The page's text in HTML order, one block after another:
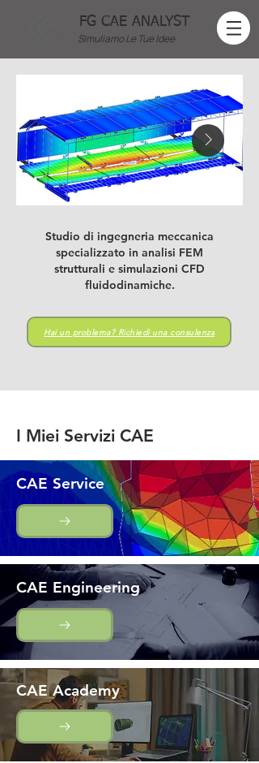
FG CAE ANALYST
Simuliamo Le Tue Idee
Studio di ingegneria meccanica
specializzato in analisi FEM
strutturali e simulazioni CFD
fluidodinamiche.
Hai un problema? Richiedi una consulenza
I Miei Servizi CAE
CAE Service
CAE Engineering
CAE Academy